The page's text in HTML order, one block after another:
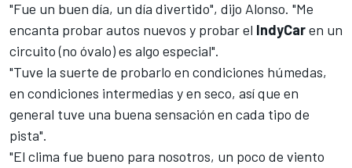
"Fue un buen día, un día divertido", dijo Alonso. "Me
encanta probar autos nuevos y probar el IndyCaren un
circuito (no óvalo) es algo especial".
"Tuve la suerte de probarlo en condiciones húmedas,
en condiciones intermedias y en seco, así que en
general tuve una buena sensación en cada tipo de
pista".
"El clima fue bueno para nosotros, un poco de viento